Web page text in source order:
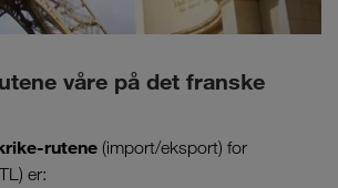
våre på det franske
rutene (import/eksport) for
er: